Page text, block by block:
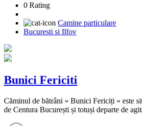
0 Rating
Camine particulare
Bucuresti si Ilfov
Bunici Fericiti
Căminul de bătrâni « Bunici Fericiți » este
de Centura București și totuși departe de